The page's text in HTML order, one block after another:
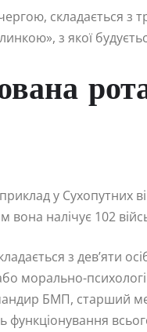
складається з
з якої
у Сухопутних
вона налічує 102
з дев’яти
морально-
БМП, старший